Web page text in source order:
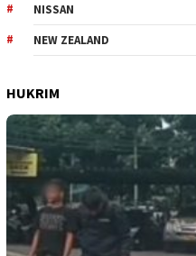
NISSAN
NEW ZEALAND
HUKRIM